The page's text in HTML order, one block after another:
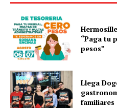
“Paga tu
pesos”
Llega
familiares